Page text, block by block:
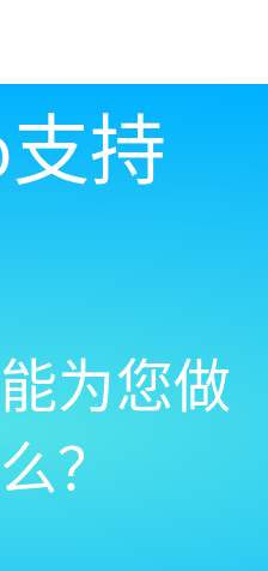
持
为您做
？